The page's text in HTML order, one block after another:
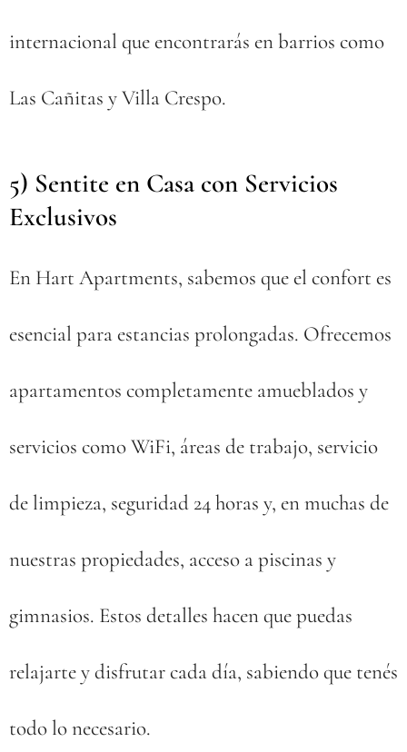
internacional que encontrarás en barrios como
Las Cañitas y Villa Crespo.
5) Sentite en Casa con Servicios
Exclusivos
En Hart Apartments, sabemos que el confort es
esencial para estancias prolongadas. Ofrecemos
apartamentos completamente amueblados y
servicios como WiFi, áreas de trabajo, servicio
de limpieza, seguridad 24 horas y, en muchas de
nuestras propiedades, acceso a piscinas y
gimnasios. Estos detalles hacen que puedas
relajarte y disfrutar cada día, sabiendo que tenés
todo lo necesario.